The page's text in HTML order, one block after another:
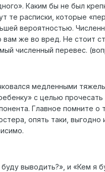
Каким бы не был
те расписки, которые
вероятностью.
же во вред. Не стоит
численный перевес.
медленными
с целью
Главное помните
опять таки,
выводить?», и «Кем я